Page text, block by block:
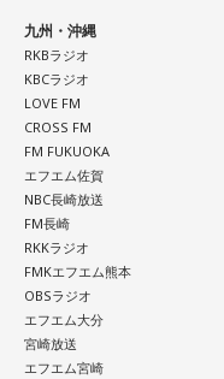
九州・沖縄
RKBラジオ
KBCラジオ
LOVE FM
CROSS FM
FM FUKUOKA
エフエム佐賀
NBC長崎放送
FM長崎
RKKラジオ
FMKエフエム熊本
OBSラジオ
エフエム大分
宮崎放送
エフエム宮崎